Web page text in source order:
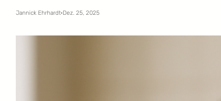
Jannick Ehrhardt·Dez. 25, 2025